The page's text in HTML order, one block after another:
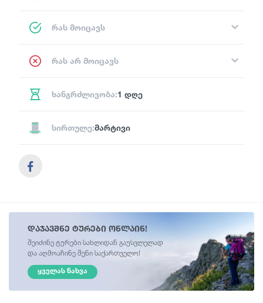
რას მოიცავს
რას არ მოიცავს
ხანგრძლივობა:1 დღე
სირთულე:მარტივი
დაჯავშნე ტურები ონლაინ!
შეიძინე ტურები სახლიდან გაუსვლელად
და აღმოაჩინე შენი საქართველო!
ᲧᲕᲔᲚᲐᲡ ᲜᲐᲮᲕᲐ